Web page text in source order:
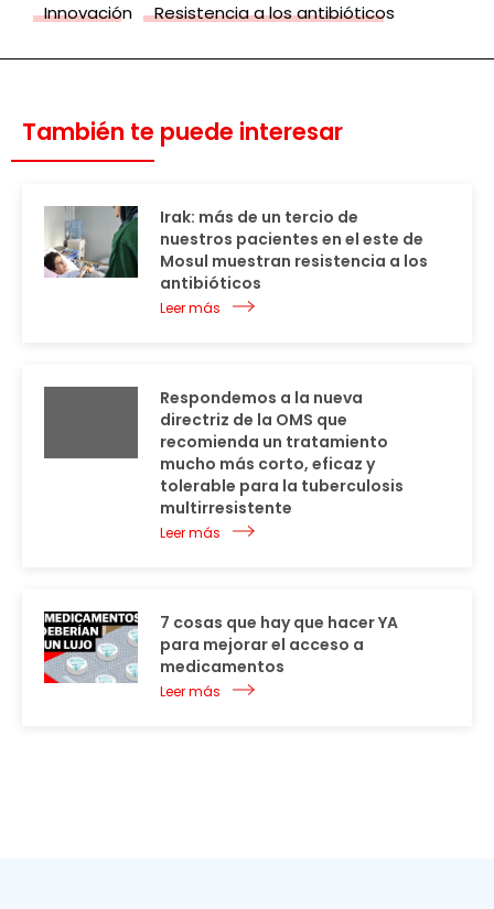
Innovación Resistencia a los antibióticos
También te puede interesar
Irak: más de un tercio de
nuestros pacientes en el este de
Mosul muestran resistencia a los
antibióticos
Leer más
Respondemos a la nueva
directriz de la OMS que
recomienda un tratamiento
mucho más corto, eficaz y
tolerable para la tuberculosis
multirresistente
Leer más
7 cosas que hay que hacer YA
para mejorar el acceso a
medicamentos
Leer más